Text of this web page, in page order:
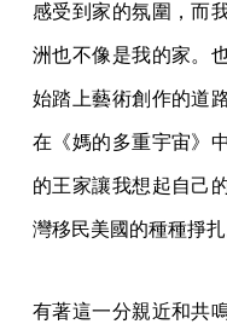
感受到家的氛圍，而
洲也不像是我的家。
始踏上藝術創作的道
在《媽的多重宇宙》
的王家讓我想起自己
灣移民美國的種種掙扎
有著這一分親近和共